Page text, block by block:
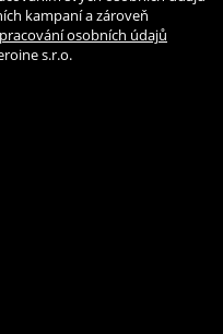
kampaní a zároveň
osobních údajů
s.r.o.